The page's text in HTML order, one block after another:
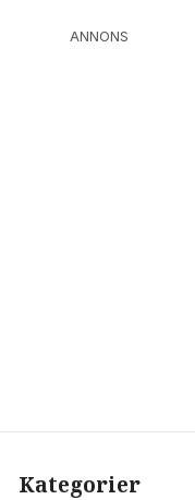
ANNONS
Kategorier